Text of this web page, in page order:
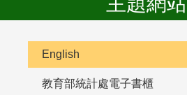
English
教育部統計處電子書櫃